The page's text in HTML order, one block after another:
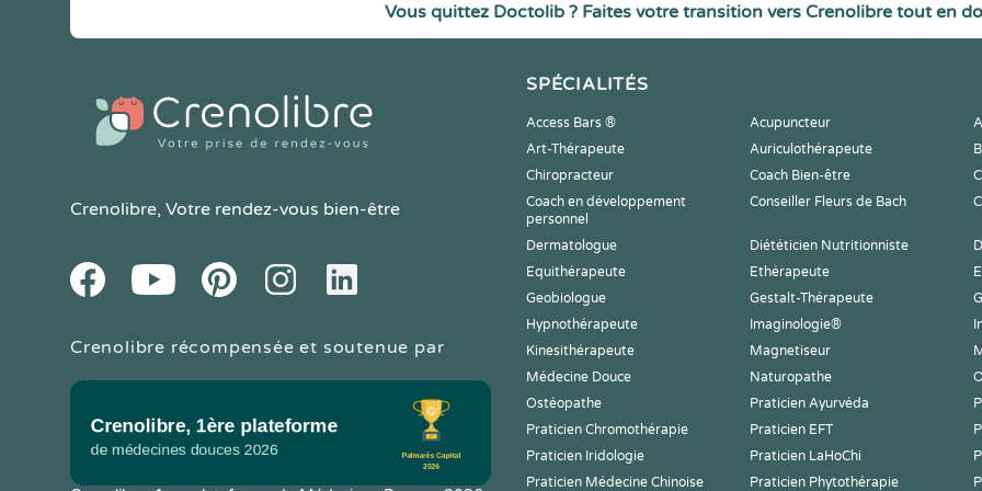
Vous quittez Doctolib ? Faites votre transition vers Crenolibre tout en
Crenolibre, Votre rendez-vous bien-être
FacebookYoutube PinteresetInstagramLinkedIn
Crenolibre récompensée et soutenue par
SPÉCIALITÉS
Access Bars ® Acupuncteur
Art-Thérapeute
Auriculothérapeute
Chiropracteur
Coach Bien-être
Coach en développement
personnel
Conseiller Fleurs de Bach
Dermatologue Diététicien Nutritionniste
Equithérapeute
Ethérapeute
Geobiologue
Gestalt-Thérapeute
Hypnothérapeute
Imaginologie®
Kinesithérapeute
Magnetiseur
Médecine Douce
Naturopathe
Ostéopathe
Praticien Ayurvéda
Praticien Chromothérapie
Praticien EFT
Praticien Iridologie
Praticien LaHoChi
Praticien Médecine Chinoise
Praticien Phytothérapie